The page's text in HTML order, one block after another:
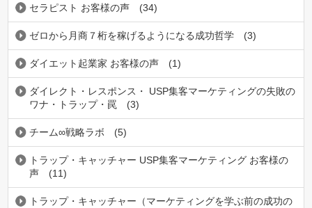
セラピスト お客様の声 (34)
ゼロから月商７桁を稼げるようになる成功哲学 (3)
ダイエット起業家 お客様の声 (1)
ダイレクト・レスポンス・ USP集客マーケティングの失敗の
ワナ・トラップ・罠
(3)
チーム∞戦略ラボ (5)
トラップ・キャッチャー USP集客マーケティング お客様の
声
(11)
トラップ・キャッチャー（マーケティングを学ぶ前の成功の